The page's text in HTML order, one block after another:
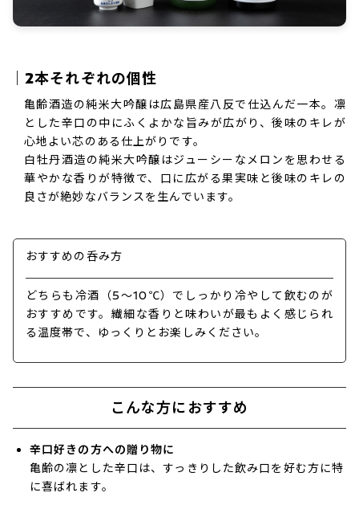
｜2本それぞれの個性
亀齢酒造の純米大吟醸は広島県産八反で仕込んだ一本。凛
とした辛口の中にふくよかな旨みが広がり、後味のキレが
心地よい芯のある仕上がりです。
白牡丹酒造の純米大吟醸はジューシーなメロンを思わせる
華やかな香りが特徴で、口に広がる果実味と後味のキレの
良さが絶妙なバランスを生んでいます。
おすすめの呑み方
どちらも冷酒（5～10℃）でしっかり冷やして飲むのが
おすすめです。繊細な香りと味わいが最もよく感じられ
る温度帯で、ゆっくりとお楽しみください。
こんな方におすすめ
辛口好きの方への贈り物に
亀齢の凛とした辛口は、すっきりした飲み口を好む方に特
に喜ばれます。